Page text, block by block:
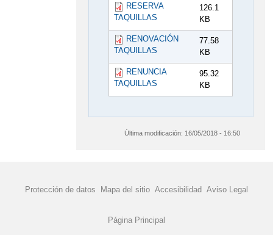
RESERVA
TAQUILLAS
126.1
KB
RENOVACIÓN
TAQUILLAS
77.58
KB
RENUNCIA
TAQUILLAS
95.32
KB
Última modificación: 16/05/2018 - 16:50
Protección de datos Mapa del sitio Accesibilidad Aviso Legal
Página Principal